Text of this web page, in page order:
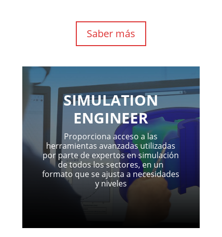
Saber más
SIMULATION
ENGINEER
Proporciona acceso a las
herramientas avanzadas utilizadas
por parte de expertos en simulación
de todos los sectores, en un
formato que se ajusta a necesidades
y niveles